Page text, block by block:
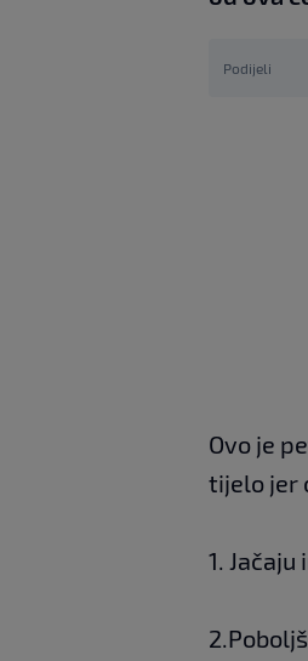
Podijeli
Ovo je
tijelo jer
1.